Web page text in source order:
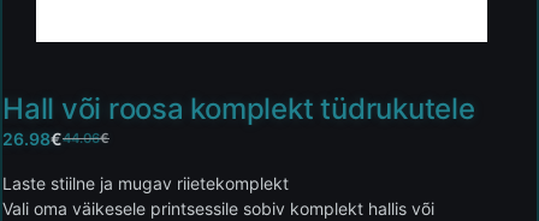
Hall või roosa komplekt tüdrukutele
44.06€
26.98€
Laste stiilne ja mugav riietekomplekt
Vali oma väikesele printsessile sobiv komplekt hallis või